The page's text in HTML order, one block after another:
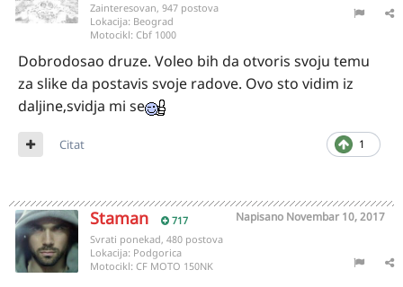
Zainteresovan, 947 postova
Lokacija: Beograd
Motocikl: Cbf 1000
Dobrodosao druze. Voleo bih da otvoris svoju temu
za slike da postavis svoje radove. Ovo sto vidim iz
daljine,svidja mi se
1
Citat
Staman 717 Napisano Novembar 10, 2017
Svrati ponekad, 480 postova
Lokacija: Podgorica
Motocikl: CF MOTO 150NK